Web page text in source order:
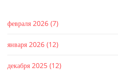
февраля 2026 (7)
января 2026 (12)
декабря 2025 (12)